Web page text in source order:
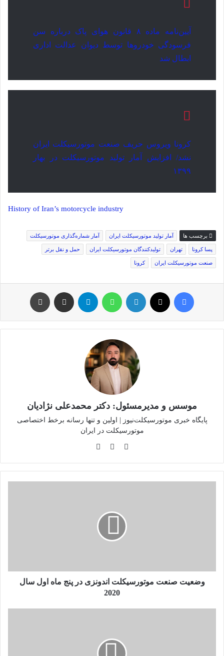
آیین‌نامه ماده ۸ قانون هوای پاک درباره سن
فرسودگی خودروها توسط دیوان عدالت اداری
ابطال شد
کرونا ویروس حریف صنعت موتورسیکلت ایران
نشد/ افزایش آمار تولید موتورسیکلت در بهار
۱۳۹۹
History of Iran’s motorcycle industry
برچسب ها آمار تولید موتورسیکلت ایران آمار شماره‌گذاری موتورسیکلت
پسا کرونا تهران تولیدکنندگان موتورسیکلت ایران حمل و نقل برتر
صنعت موتورسیکلت ایران کرونا
فیس بوک لینکدین تلگرام اشتراک گذاری از طریق ایمیل
موسس و مدیرمسئول: دکتر محمدعلی نژادیان
پایگاه خبری موتورسیکلت‌نیوز | اولین و تنها رسانه برخط اختصاصی
موتورسیکلت در ایران
وبسایتلینکدین
سال
2020وضعیت صنعت موتورسیکلت اندونزی در پنج ماه اول سال
2020